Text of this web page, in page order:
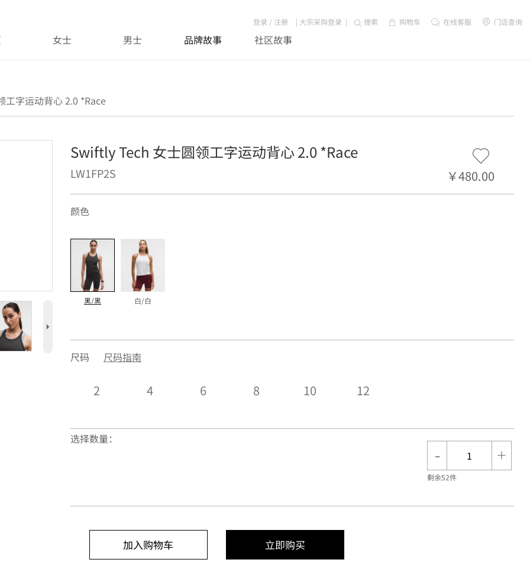
登录 / 注册 | 大宗采购登录 | 搜索 购物车 在线客服 门店查询
女士 男士 品牌故事 社区故事
字运动背心 2.0 *Race
5
Swiftly Tech 女士圆领工字运动背心 2.0 *Race
LW1FP2S ￥480.00
颜色
黑/黑 白/白
尺码 尺码指南
2 4 6 8 10 12
选择数量：
- +
剩余52件
加入购物车 立即购买